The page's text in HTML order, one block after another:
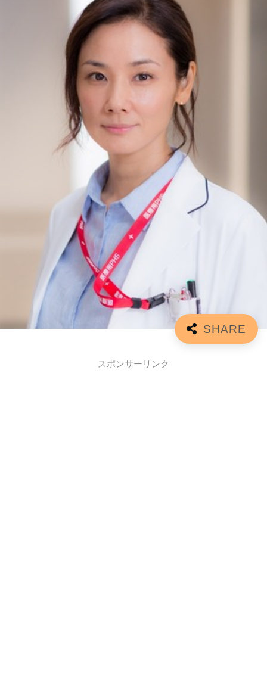
スポンサーリンク